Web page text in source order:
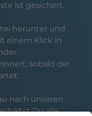
ist gesichert.
herunter und
einem Klick in
sobald der
nach unseren
Du alle